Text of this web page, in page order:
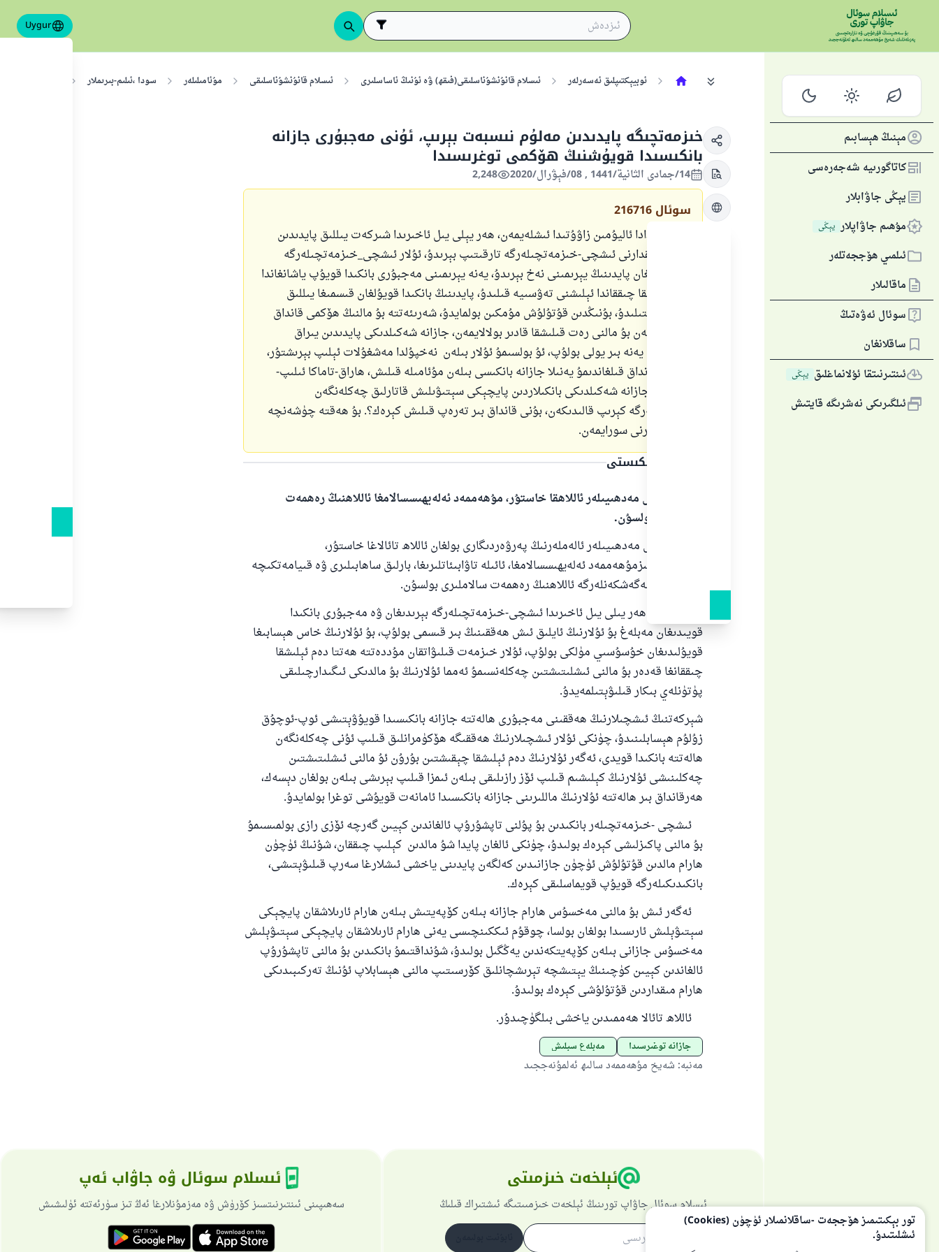
Uygur
مېنىڭ ھېسابىم
كاتاگورىيە شەجەرەسى
يېڭى جاۋابلار
مۇھىم جاۋاپلار يېڭى
ئىلمىي ھۆججەتلەر
ماقالىلار
سوئال ئەۋەتىڭ
ساقلانغان
ئىنتىرنىتقا ئۇلانماغلىق يېڭى
ئىلگىرىكى نەشرىگە قايتىش
ئوبيېكتىپلىق ئەسەرلەر ئىسلام قانۇنشۇناسلىقى(فىقھ) ۋە ئۇنىڭ ئاساسلىرى ئىسلام قانۇنشۇناسلىقى مۇئامىلىلەر سودا ،ئىلىم-بىرىملار
خىزمەتچىگە پايدىدىن مەلۇم نىسبەت بېرىپ، ئۇنى مەجبۇرى جازانە
بانكىسىدا قويۇشنىڭ ھۆكمى توغرىسىدا
14/جمادى الثانية/1441 , 08/فېۋرال/2020 2,248
سوئال 216716
مەن كانادادا ئاليۇمىن زاۋۇتىدا ئىشلەيمەن، ھەر يېلى يىل ئاخىرىدا شىركەت يىللىق پايدىدىن
مەلۇم مىقدارنى ئىشچى-خىزمەتچىلەرگە تارقىتىپ بېرىدۇ، ئۇلار ئىشچى_خىزمەتچىلەرگە
تارقىتىدىغان پايدىنىڭ يېرىمىنى نەخ بېرىدۇ، يەنە يېرىمىنى مەجبۇرى بانكىدا قويۇپ ياشانغاندا
دەم ئېلىشقا چىققاندا ئېلىشنى تەۋسىيە قىلىدۇ، پايدىنىڭ بانكىدا قويۇلغان قىسمىغا يىللىق
ئۆسۈم قېتىلىدۇ، بۇنىڭدىن قۇتۇلۇش مۇمكىن بولمايدۇ، شەرىئەتتە بۇ مالنىڭ ھۆكمى قانداق
بولىدۇ؟ مەن بۇ مالنى رەت قىلىشقا قادىر بولالايمەن، جازانە شەكىلدىكى پايدىدىن يىراق
بولۇشنىڭ يەنە بىر يولى بولۇپ، ئۇ بولسىمۇ ئۇلار بىلەن نەخپۇلدا مەشغۇلات ئېلىپ بېرىشتۇر،
لېكىن شۇنداق قىلغاندىمۇ يەنىلا جازانە بانكىسى بىلەن مۇئامىلە قىلىش، ھاراق-تاماكا ئىلىپ-
سېتىش، جازانە شەكىلدىكى بانكىلاردىن پايچېكى سېتىۋىلىش قاتارلىق چەكلەنگەن
تىجارەتلەرگە كېرىپ قالىدىكەن، بۇنى قانداق بىر تەرەپ قىلىش كېرەك؟. بۇ ھەقتە چۈشەنچە
بېرىشىڭلارنى سورايمەن.
جاۋاپنىڭ تېكىستى
بارلىق گۈزەل مەدھىيىلەر ئاللاھقا خاستۇر، مۇھەممەد ئەلەيھىسسالامغا ئاللاھنىڭ رەھمەت
سالاملىرى بولسۇن.
بارلىق گۈزەل مەدھىيىلەر ئالەملەرنىڭ پەرۋەردىگارى بولغان ئاللاھ تائالاغا خاستۇر،
پەيغەمبىرىمىزمۇھەممەد ئەلەيھىسسالامغا، ئائىلە تاۋابىئاتلىرىغا، بارلىق ساھابىلىرى ۋە قىيامەتكىچە
توغرا يولغا ئەگەشكەنلەرگە ئاللاھنىڭ رەھمەت سالاملىرى بولسۇن.
شىركەت ھەر يىلى يىل ئاخىرىدا ئىشچى-خىزمەتچىلەرگە بېرىدىغان ۋە مەجبۇرى بانكىدا
قويىدىغان مەبلەغ بۇ ئۇلارنىڭ ئايلىق ئىش ھەققىنىڭ بىر قىسمى بولۇپ، بۇ ئۇلارنىڭ خاس ھېسابىغا
قويۇلىدىغان خۇسۇسىي مۈلكى بولۇپ، ئۇلار خىزمەت قىلىۋاتقان مۇددەتتە ھەتتا دەم ئېلىشقا
چىققانغا قەدەر بۇ مالنى ئىشلىتىشتىن چەكلەنسىمۇ ئەمما ئۇلارنىڭ بۇ مالدىكى ئىگىدارچىلىقى
پۈتۈنلەي بىكار قىلىۋېتىلمەيدۇ.
شېركەتنىڭ ئىشچىلارنىڭ ھەققىنى مەجبۇرى ھالەتتە جازانە بانكىسىدا قويۇۋېتىشى ئوپ-ئوچۇق
زۇلۇم ھېسابلىنىدۇ، چۈنكى ئۇلار ئىشچىلارنىڭ ھەققىگە ھۆكۈمرانلىق قىلىپ ئۇنى چەكلەنگەن
ھالەتتە بانكىدا قويدى، ئەگەر ئۇلارنىڭ دەم ئېلىشقا چېقىشتىن بۇرۇن ئۇ مالنى ئىشلىتىشتىن
چەكلىنىشى ئۇلارنىڭ كېلىشىم قىلىپ ئۆز رازىلىقى بىلەن ئىمزا قىلىپ بېرىشى بىلەن بولغان دېسەك،
ھەرقانداق بىر ھالەتتە ئۇلارنىڭ ماللىرىنى جازانە بانكىسىدا ئامانەت قويۇشى توغرا بولمايدۇ.
ئىشچى -خىزمەتچىلەر بانكىدىن بۇ پۇلنى تاپشۇرۇپ ئالغاندىن كېيىن گەرچە ئۆزى رازى بولمىسىمۇ
بۇ مالنى پاكىزلىشى كېرەك بولىدۇ، چۈنكى ئالغان پايدا شۇ مالدىن كېلىپ چىققان، شۇنىڭ ئۈچۈن
ھارام مالدىن قۇتۇلۇش ئۈچۈن جازانىدىن كەلگەن پايدىنى ياخشى ئىشلارغا سەرپ قىلىۋېتىشى،
بانكىدىكىلەرگە قويۇپ قويماسلىقى كېرەك.
ئەگەر ئىش بۇ مالنى مەخسۇس ھارام جازانە بىلەن كۆپەيتىش بىلەن ھارام ئارىلاشقان پايچېكى
سېتىۋېلىش ئارىسىدا بولغان بولسا، چوقۇم ئىككىنچىسى يەنى ھارام ئارىلاشقان پايچېكى سېتىۋېلىش
مەخسۇس جازانى بىلەن كۆپەيتكەندىن يەڭگىل بولىدۇ، شۇنداقتىمۇ بانكىدىن بۇ مالنى تاپشۇرۇپ
ئالغاندىن كېيىن كۈچىنىڭ يېتىشچە تېرىشچانلىق كۆرسىتىپ مالنى ھېسابلاپ ئۇنىڭ تەركىبىدىكى
ھارام مىقداردىن قۇتۇلۇشى كېرەك بولىدۇ.
ئاللاھ تائالا ھەممىدىن ياخشى بىلگۈچىدۇر.
جازانە توغىرسىدا مەبلەغ سېلىش
مەنبە: شەيخ مۇھەممەد سالىھ ئەلمۇنەججىد
ئېلخەت خىزمىتى
ئىسلام سوئال جاۋاپ تورىنىڭ ئېلخەت خىزمىىتىگە ئىشتىراك قىلىڭ
ئىسلام سوئال ۋە جاۋاب ئەپ
سەھىپىنى ئىنتىرنىتسىز كۆرۈش ۋە مەزمۇنلارغا ئەڭ تىز سۈرئەتتە ئۈلىشىش
110845 - نومۇرلۇق سوئالنىڭ جاۋابى ئائىلىنى
ساقلاپ قالدى
ئۇممەتكە جاۋاپ بېرىشىمىزگە ياردەم قىلىڭ
پەيغەمبەرئەلەيھىسسالام مۇنداق دېگەن:
ياخشىلىققا باشلارپ قويغان كىشى قىلغۇچىغا ئوخشاش ساۋاپقا ئېرىشىدۇ
مۇسلىم رىۋايەت قىلغان (1893) ھەدىس
ئىئائە
تور بېكىتىمىز ھۆججەت -ساقلانمىلار ئۈچۈن (Cookies)
ئىشلىتىدۇ.